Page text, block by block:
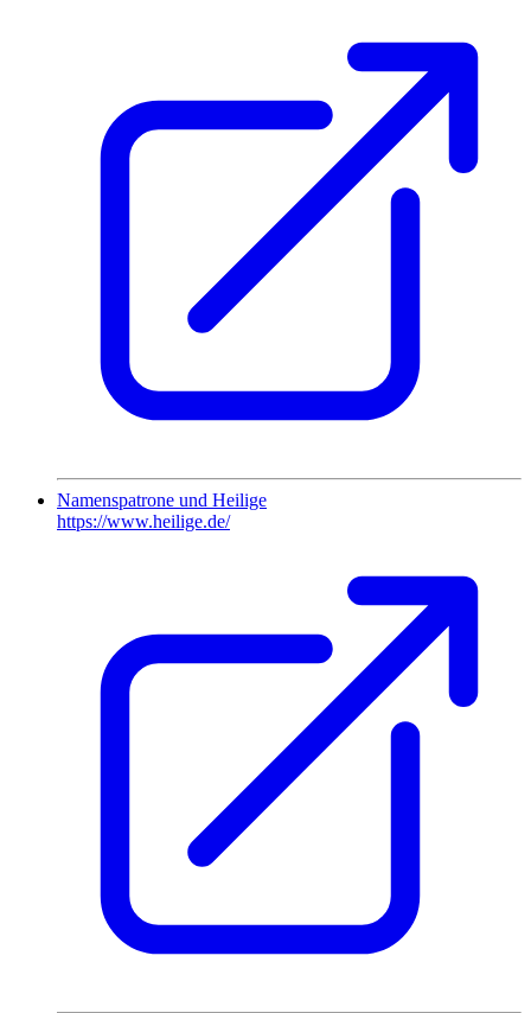
Namenspatrone und Heilige
https://www.heilige.de/